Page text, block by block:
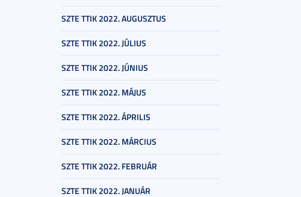
SZTE TTIK 2022. AUGUSZTUS
SZTE TTIK 2022. JÚLIUS
SZTE TTIK 2022. JÚNIUS
SZTE TTIK 2022. MÁJUS
SZTE TTIK 2022. ÁPRILIS
SZTE TTIK 2022. MÁRCIUS
SZTE TTIK 2022. FEBRUÁR
SZTE TTIK 2022. JANUÁR